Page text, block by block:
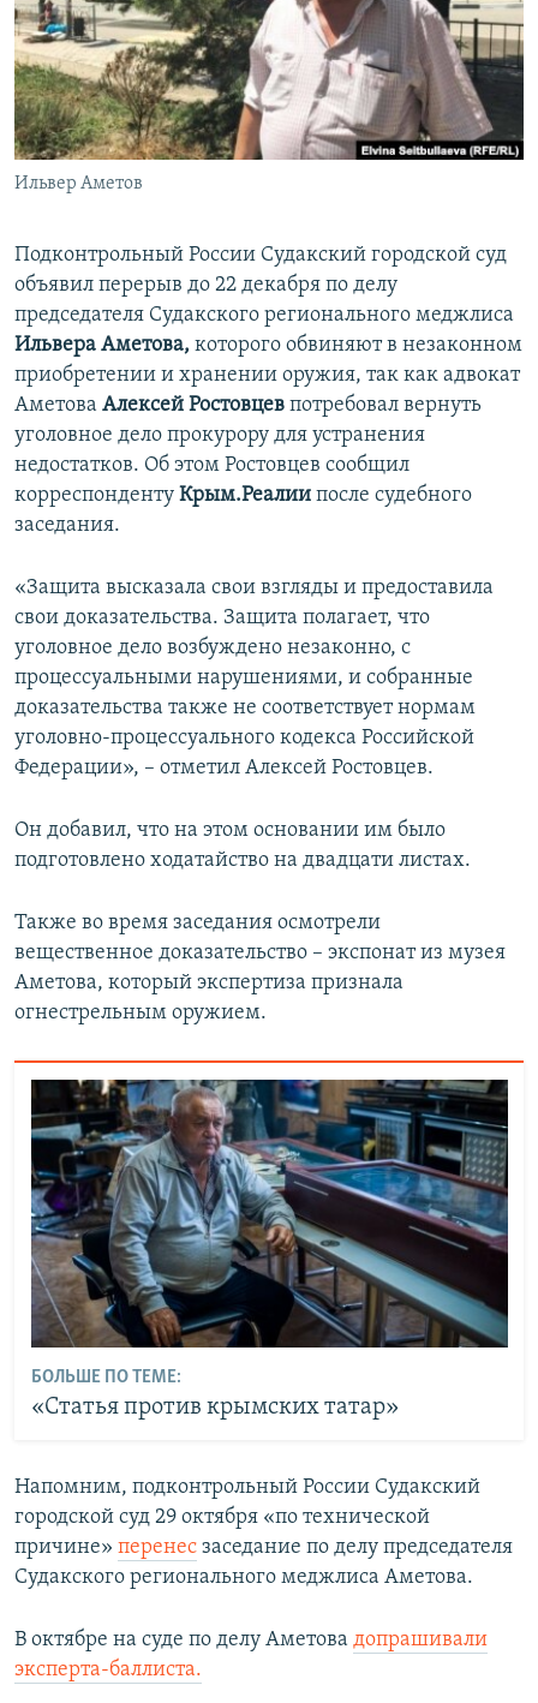
ПОБЕДИТЕЛЕЙ НЕ СУДЯТ?
КРЫМ.НЕПОКОРЕННЫЙ
ELIFBE
УКРАИНСКАЯ ПРОБЛЕМА КРЫМА
ПРИСОЕДИНЯЙТЕСЬ!
Все сайты RFE/RL
Ильвер Аметов
Подконтрольный России Судакский городской суд
объявил перерыв до 22 декабря по делу
председателя Судакского регионального меджлиса
Ильвера Аметова, которого обвиняют в незаконном
приобретении и хранении оружия, так как адвокат
Аметова Алексей Ростовцев потребовал вернуть
уголовное дело прокурору для устранения
недостатков. Об этом Ростовцев сообщил
корреспонденту Крым.Реалии после судебного
заседания.
«Защита высказала свои взгляды и предоставила
свои доказательства. Защита полагает, что
уголовное дело возбуждено незаконно, с
процессуальными нарушениями, и собранные
доказательства также не соответствует нормам
уголовно-процессуального кодекса Российской
Федерации», – отметил Алексей Ростовцев.
Он добавил, что на этом основании им было
подготовлено ходатайство на двадцати листах.
Также во время заседания осмотрели
вещественное доказательство – экспонат из музея
Аметова, который экспертиза признала
огнестрельным оружием.
БОЛЬШЕ ПО ТЕМЕ:
«Статья против крымских татар»
Напомним, подконтрольный России Судакский
городской суд 29 октября «по технической
причине» перенес заседание по делу председателя
Судакского регионального меджлиса Аметова.
В октябре на суде по делу Аметова допрашивали
эксперта-баллиста.